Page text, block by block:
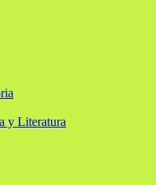
y Literatura